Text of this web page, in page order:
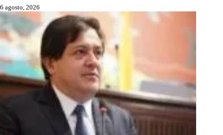
6 agosto, 2026